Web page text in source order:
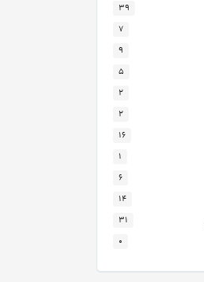
۳۹
۷
۹
۵
۲
۲
۱۶
۱
۶
۱۴
۳۱
۰